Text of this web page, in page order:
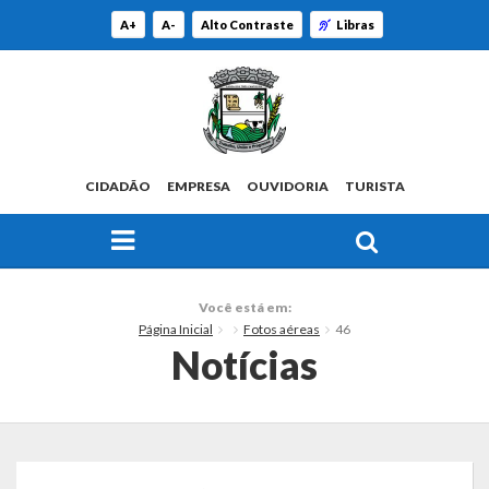
A+ A- Alto Contraste Libras
CIDADÃO EMPRESA OUVIDORIA TURISTA
Você está em:
Página Inicial
Fotos aéreas 46
Notícias